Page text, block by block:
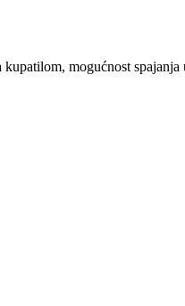
kupatilom, mogućnost